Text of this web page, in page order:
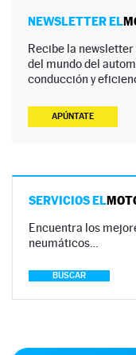
NEWSLETTER EL
Recibe la newsletter
del mundo del
conducción y
APÚNTATE
SERVICIOS EL
Encuentra los
neumáticos…
BUSCAR